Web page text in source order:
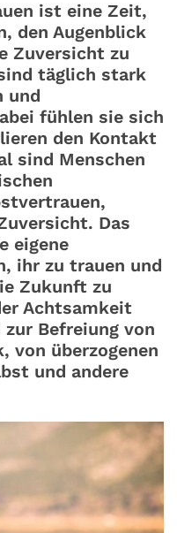
ist eine Zeit,
den Augenblick
Zuversicht zu
täglich stark
und
fühlen sie sich
den Kontakt
sind Menschen
Das
eigene
ihr zu trauen und
Zukunft zu
Achtsamkeit
Befreiung von
von überzogenen
und andere